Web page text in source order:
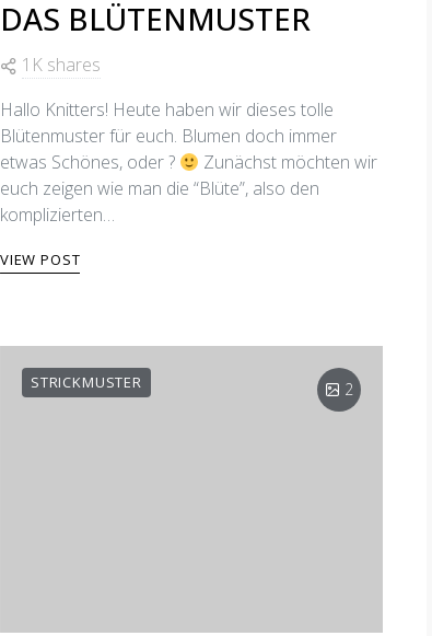
DAS BLÜTENMUSTER
Hallo Knitters! Heute haben wir dieses tolle
Blütenmuster für euch. Blumen doch immer
etwas Schönes, oder ?
Zunächst möchten wir
euch zeigen wie man die “Blüte”, also den